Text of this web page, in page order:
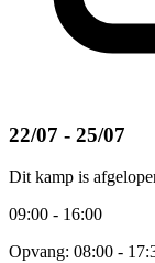
22/07 - 25/07
Dit kamp is
09:00 - 16:00
Opvang: 08:00 -